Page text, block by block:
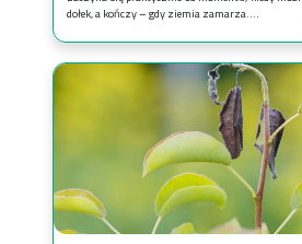
dołek, a kończy – gdy ziemia zamarza....